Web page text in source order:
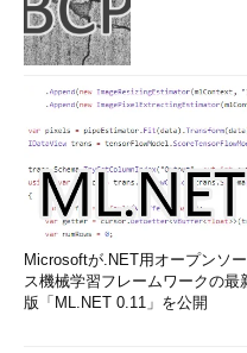
Microsoftが.NET用オープンソー
ス機械学習フレームワークの最
版「ML.NET 0.11」を公開